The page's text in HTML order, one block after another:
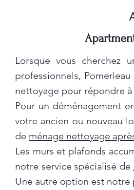
Lorsque vous cherchez
professionnels,
nettoyage pour répondre
Pour un déménagement
votre ancien ou nouveau
de ménage nettoyage
Les murs et plafonds
notre service spécialisé de
Une autre option est